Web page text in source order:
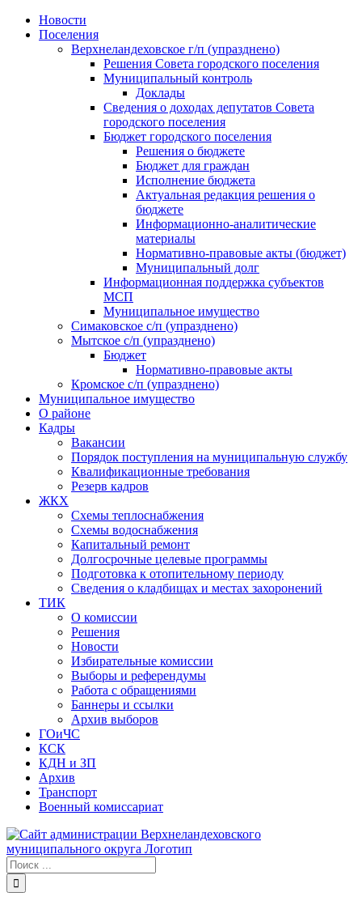
Skip
Новости
Поселения
Верхнеландеховское г/п (упразднено)
Решения Совета городского поселения
Муниципальный контроль
Доклады
Сведения о доходах депутатов Совета
городского поселения
Бюджет городского поселения
Решения о бюджете
Бюджет для граждан
Исполнение бюджета
Актуальная редакция решения о
бюджете
Информационно-аналитические
материалы
Нормативно-правовые акты (бюджет)
Муниципальный долг
Информационная поддержка субъектов
МСП
Муниципальное имущество
Симаковское с/п (упразднено)
Мытское с/п (упразднено)
Бюджет
Нормативно-правовые акты
Кромское с/п (упразднено)
Муниципальное имущество
О районе
Кадры
Вакансии
Порядок поступления на муниципальную службу
Квалификационные требования
Резерв кадров
ЖКХ
Схемы теплоснабжения
Схемы водоснабжения
Капитальный ремонт
Долгосрочные целевые программы
Подготовка к отопительному периоду
Сведения о кладбищах и местах захоронений
ТИК
О комиссии
Решения
Новости
Избирательные комиссии
Выборы и референдумы
Работа с обращениями
Баннеры и ссылки
Архив выборов
ГОиЧС
КСК
КДН и ЗП
Архив
Транспорт
Военный комиссариат
Результат
поиска: